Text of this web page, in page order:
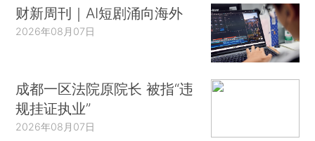
财新周刊｜AI短剧涌向海外
2026年08月07日
成都一区法院原院长 被指“违
规挂证执业”
2026年08月07日